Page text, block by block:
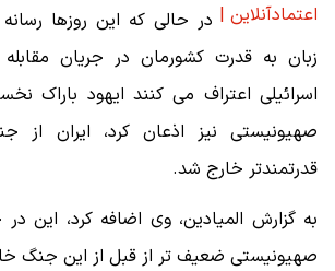
اعتمادآنلاین | در حالی که این روزها
زبان به قدرت کشورمان در جریان مقابله
اسرائیلی اعتراف می کنند ایهود باراک
صهیونیستی نیز اذعان کرد، ایران از
قدرتمندتر خارج شد.
به گزارش المیادین، وی اضافه کرد، این
صهیونیستی ضعیف تر از قبل از این جنگ